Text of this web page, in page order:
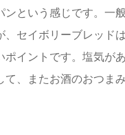
という感じです。一
セイボリーブレッド
イントです。塩気が
、またお酒のおつま